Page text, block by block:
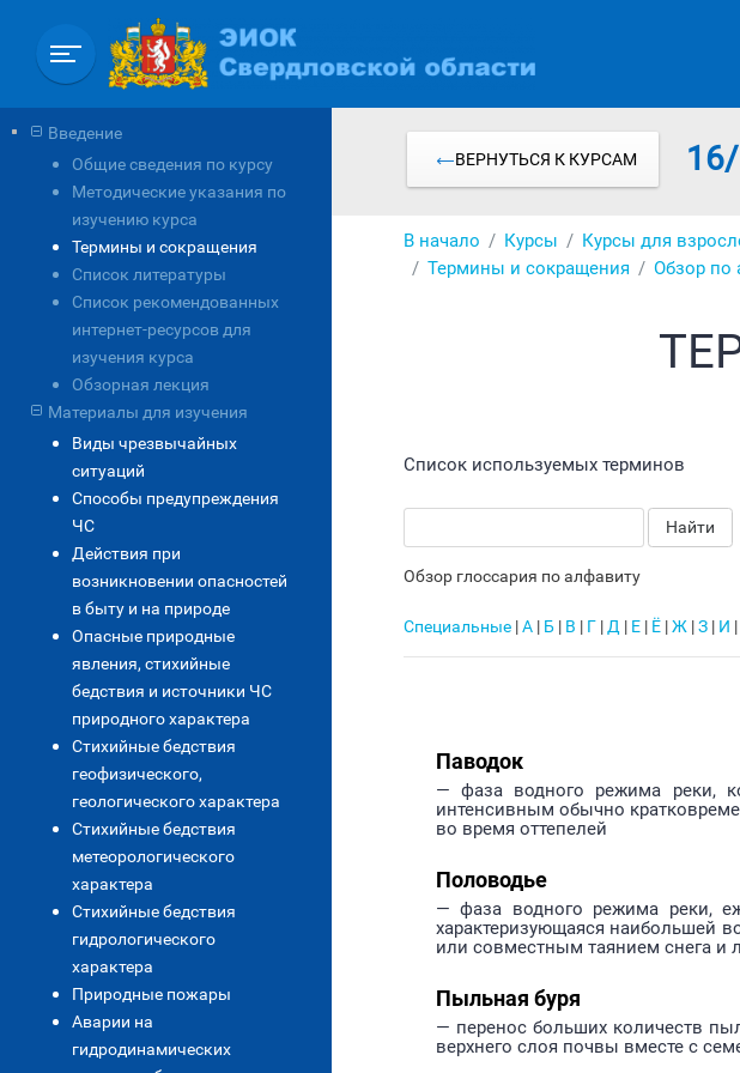
основному
содержанию
Введение
Общие сведения по курсу
Методические указания по
изучению курса
Термины и сокращения
Список литературы
Список рекомендованных
интернет-ресурсов для
изучения курса
Обзорная лекция
Материалы для изучения
Виды чрезвычайных
ситуаций
Способы предупреждения
ЧС
Действия при
возникновении опасностей
в быту и на природе
Опасные природные
явления, стихийные
бедствия и источники ЧС
природного характера
Стихийные бедствия
геофизического,
геологического характера
Стихийные бедствия
метеорологического
характера
Стихийные бедствия
гидрологического
характера
Природные пожары
Аварии на
гидродинамических
ВЕРНУТЬСЯ К КУРСАМ
В начало Курсы Курсы для
Термины и сокращения
Обзор по
Список используемых терминов
Обзор глоссария по алфавиту
Специальные |А | Б | В | Г | Д | Е | Ё |Ж |З | И |
Паводок
— фаза водного режима реки,
интенсивным обычно
во время оттепелей
Половодье
— фаза водного режима реки,
характеризующаяся наибольшей
или совместным таянием снега и
Пыльная буря
— перенос больших количеств
верхнего слоя почвы вместе с